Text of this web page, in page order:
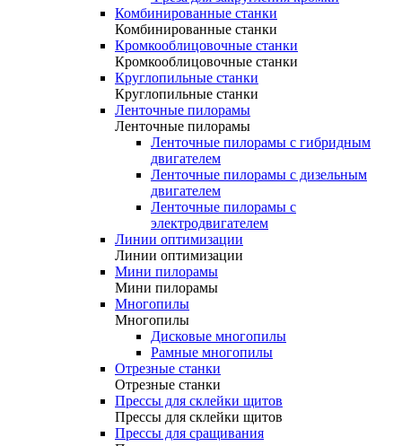
Комбинированные станки
Комбинированные станки
Кромкооблицовочные станки
Кромкооблицовочные станки
Круглопильные станки
Круглопильные станки
Ленточные пилорамы
Ленточные пилорамы
Ленточные пилорамы с гибридным
двигателем
Ленточные пилорамы с дизельным
двигателем
Ленточные пилорамы с
электродвигателем
Линии оптимизации
Линии оптимизации
Мини пилорамы
Мини пилорамы
Многопилы
Многопилы
Дисковые многопилы
Рамные многопилы
Отрезные станки
Отрезные станки
Прессы для склейки щитов
Прессы для склейки щитов
Прессы для сращивания